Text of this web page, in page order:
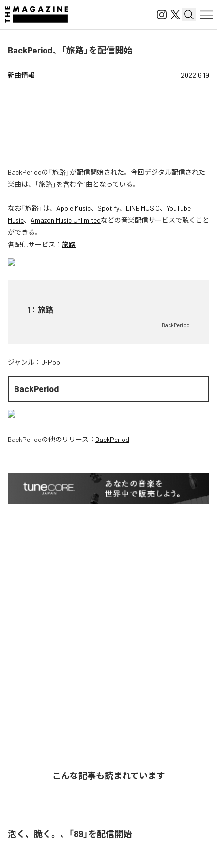
BackPeriod、「旅路」を配信開始
新曲情報 2022.6.19
BackPeriodの「旅路」が配信開始された。今回デジタル配信された
楽曲は、「旅路」を含む全1曲となっている。
なお「旅路」は、 Apple Music、 Spotify、 LINE MUSIC、 YouTube
Music、 Amazon Music Unlimitedなどの音楽配信サービスで聴くこと
ができる。
各配信サービス： 旅路
1 ： 旅路
BackPeriod
ジャンル： J-Pop
BackPeriod
BackPeriodの他のリリース： BackPeriod
こんな記事も読まれています
泡く、脆く。、「89」を配信開始